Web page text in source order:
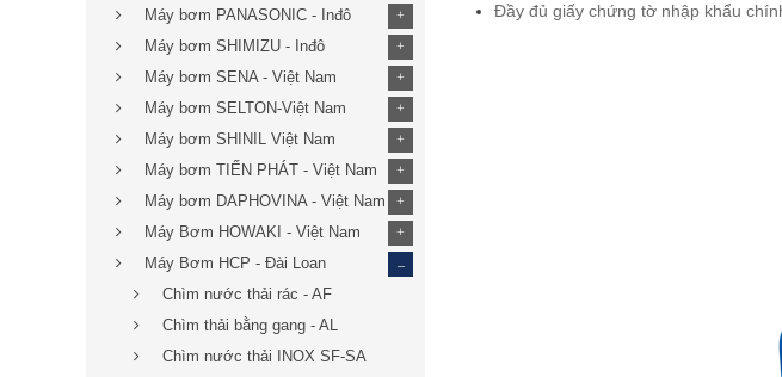
Đầy đủ giấy chứng tờ nhập khẩu
Máy bơm PANASONIC - Inđô +
Máy bơm SHIMIZU - Inđô +
Máy bơm SENA - Việt Nam +
Máy bơm SELTON-Việt Nam +
Máy bơm SHINIL Việt Nam +
Máy bơm TIẾN PHÁT - Việt Nam +
Máy bơm DAPHOVINA - Việt Nam +
Máy Bơm HOWAKI - Việt Nam +
Máy Bơm HCP - Đài Loan
Chìm nước thải rác - AF
Chìm thải bằng gang - AL
Chìm nước thải INOX SF-SA